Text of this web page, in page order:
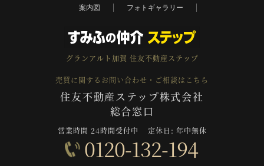
案内図
フォトギャラリー
グランアルト加賀 住友不動産ステップ
売買に関するお問い合わせ・ご相談はこちら
住友不動産ステップ株式会社
総合窓口
営業時間 24時間受付中 定休日: 年中無休
0120-132-194